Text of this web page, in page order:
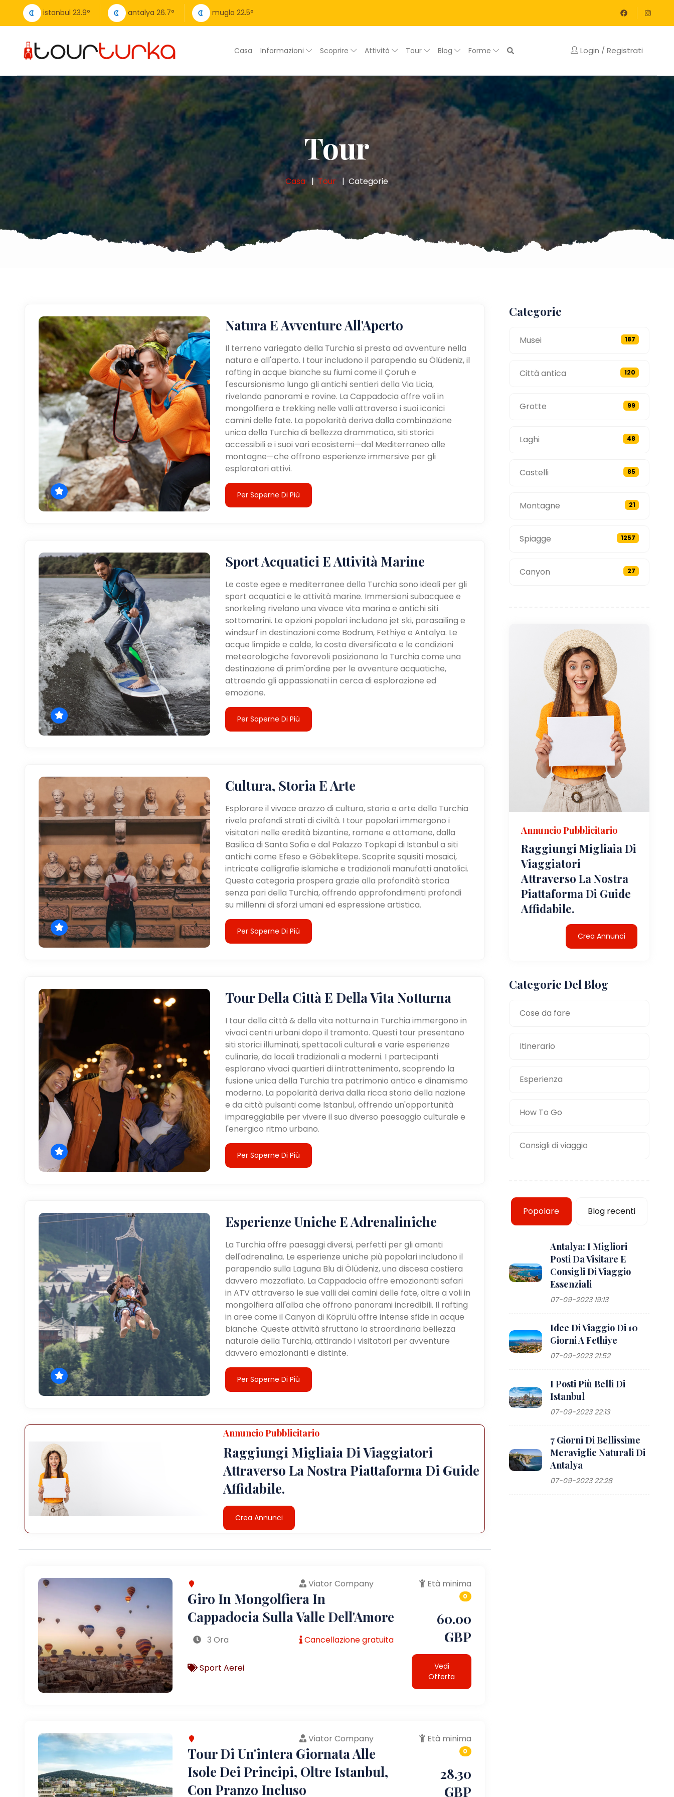
istanbul 23.9° antalya 26.7° mugla 22.5°
Casa Informazioni Scoprire Attività Tour Blog Forme Login / Registrati
Tour
Casa Tour Categorie
Natura E Avventure All'Aperto
Il terreno variegato della Turchia si presta ad avventure nella
natura e all'aperto. I tour includono il parapendio su Ölüdeniz, il
rafting in acque bianche su fiumi come il Çoruh e
l'escursionismo lungo gli antichi sentieri della Via Licia,
rivelando panorami e rovine. La Cappadocia offre voli in
mongolfiera e trekking nelle valli attraverso i suoi iconici
camini delle fate. La popolarità deriva dalla combinazione
unica della Turchia di bellezza drammatica, siti storici
accessibili e i suoi vari ecosistemi—dal Mediterraneo alle
montagne—che offrono esperienze immersive per gli
esploratori attivi.
Per Saperne Di Più
Sport Acquatici E Attività Marine
Le coste egee e mediterranee della Turchia sono ideali per gli
sport acquatici e le attività marine. Immersioni subacquee e
snorkeling rivelano una vivace vita marina e antichi siti
sottomarini. Le opzioni popolari includono jet ski, parasailing e
windsurf in destinazioni come Bodrum, Fethiye e Antalya. Le
acque limpide e calde, la costa diversificata e le condizioni
meteorologiche favorevoli posizionano la Turchia come una
destinazione di prim'ordine per le avventure acquatiche,
attraendo gli appassionati in cerca di esplorazione ed
emozione.
Per Saperne Di Più
Cultura, Storia E Arte
Esplorare il vivace arazzo di cultura, storia e arte della Turchia
rivela profondi strati di civiltà. I tour popolari immergono i
visitatori nelle eredità bizantine, romane e ottomane, dalla
Basilica di Santa Sofia e dal Palazzo Topkapi di Istanbul a siti
antichi come Efeso e Göbeklitepe. Scoprite squisiti mosaici,
intricate calligrafie islamiche e tradizionali manufatti anatolici.
Questa categoria prospera grazie alla profondità storica
senza pari della Turchia, offrendo approfondimenti profondi
su millenni di sforzi umani ed espressione artistica.
Per Saperne Di Più
Tour Della Città E Della Vita Notturna
I tour della città & della vita notturna in Turchia immergono in
vivaci centri urbani dopo il tramonto. Questi tour presentano
siti storici illuminati, spettacoli culturali e varie esperienze
culinarie, da locali tradizionali a moderni. I partecipanti
esplorano vivaci quartieri di intrattenimento, scoprendo la
fusione unica della Turchia tra patrimonio antico e dinamismo
moderno. La popolarità deriva dalla ricca storia della nazione
e da città pulsanti come Istanbul, offrendo un'opportunità
impareggiabile per vivere il suo diverso paesaggio culturale e
l'energico ritmo urbano.
Per Saperne Di Più
Esperienze Uniche E Adrenaliniche
La Turchia offre paesaggi diversi, perfetti per gli amanti
dell'adrenalina. Le esperienze uniche più popolari includono il
parapendio sulla Laguna Blu di Ölüdeniz, una discesa costiera
davvero mozzafiato. La Cappadocia offre emozionanti safari
in ATV attraverso le sue valli dei camini delle fate, oltre a voli in
mongolfiera all'alba che offrono panorami incredibili. Il rafting
in aree come il Canyon di Köprülü offre intense sfide in acque
bianche. Queste attività sfruttano la straordinaria bellezza
naturale della Turchia, attirando i visitatori per avventure
davvero emozionanti e distinte.
Per Saperne Di Più
Annuncio Pubblicitario
Raggiungi Migliaia Di Viaggiatori
Attraverso La Nostra Piattaforma Di Guide
Affidabile.
Crea Annunci
Viator Company
Giro In Mongolfiera In
Cappadocia Sulla Valle Dell'Amore
3 Ora Cancellazione gratuita
Sport Aerei
Età minima
0
60.00
GBP
Vedi
Offerta
Viator Company
Tour Di Un'intera Giornata Alle
Isole Dei Principi, Oltre Istanbul,
Con Pranzo Incluso
Età minima
0
28.30
GBP
Categorie
Musei 187
Città antica 120
Grotte 99
Laghi 48
Castelli 85
Montagne 21
Spiagge 1257
Canyon 27
Annuncio Pubblicitario
Raggiungi Migliaia Di
Viaggiatori
Attraverso La Nostra
Piattaforma Di Guide
Affidabile.
Crea Annunci
Categorie Del Blog
Cose da fare
Itinerario
Esperienza
How To Go
Consigli di viaggio
Popolare Blog recenti
Antalya: I Migliori
Posti Da Visitare E
Consigli Di Viaggio
Essenziali
07-09-2023 19:13
Idee Di Viaggio Di 10
Giorni A Fethiye
07-09-2023 21:52
I Posti Più Belli Di
Istanbul
07-09-2023 22:13
7 Giorni Di Bellissime
Meraviglie Naturali Di
Antalya
07-09-2023 22:28